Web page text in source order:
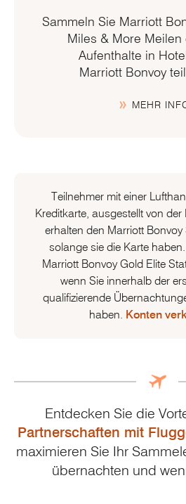
Sammeln Sie Marriott
Miles & More Meilen
Aufenthalte in
Marriott Bonvoy
MEHR
Teilnehmer mit einer
Kreditkarte, ausgestellt von der
erhalten den Marriott Bonvoy
solange sie die Karte
Marriott Bonvoy Gold Elite
wenn Sie innerhalb der
qualifizierende
haben. Konten
Entdecken Sie die
Partnerschaften mit
maximieren Sie Ihr
übernachten und